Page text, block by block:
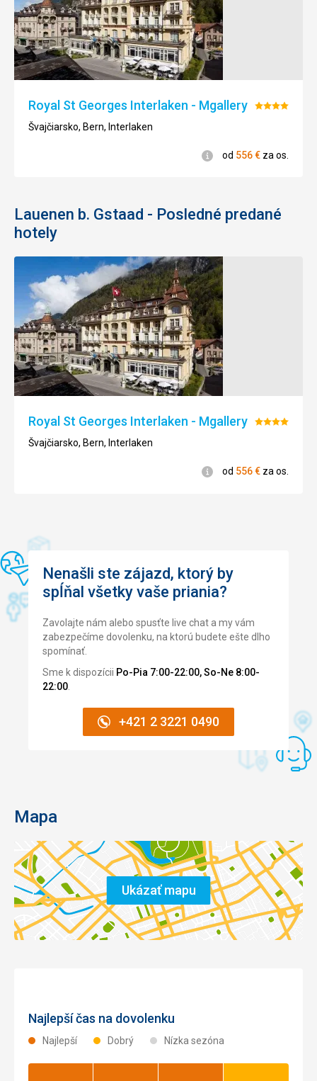
Royal St Georges Interlaken - Mgallery
Švajčiarsko, Bern, Interlaken
Informácie
od 556€ za os.
Lauenen b. Gstaad - Posledné predané
hotely
Royal St Georges Interlaken - Mgallery
Švajčiarsko, Bern, Interlaken
Informácie
od 556€ za os.
Nenašli ste zájazd, ktorý by
spĺňal všetky vaše priania?
Zavolajte nám alebo spusťte live chat a my vám
zabezpečíme dovolenku, na ktorú budete ešte dlho
spomínať.
Sme k dispozícii Po-Pia 7:00-22:00, So-Ne 8:00-
22:00
+421 2 3221 0490
Mapa
Ukázať mapu
Najlepší čas na dovolenku
Najlepší Dobrý Nízka sezóna